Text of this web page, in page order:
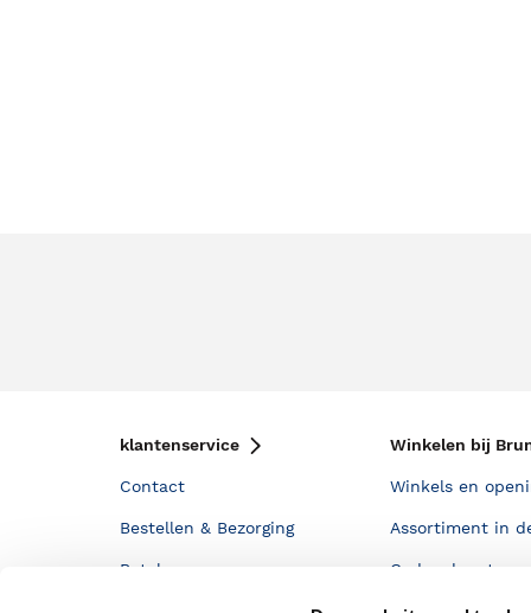
klantenservice
Contact
Bestellen & Bezorging
Betalen
Winkelen bij
Winkels en
Assortiment in
Cadeaukaarten